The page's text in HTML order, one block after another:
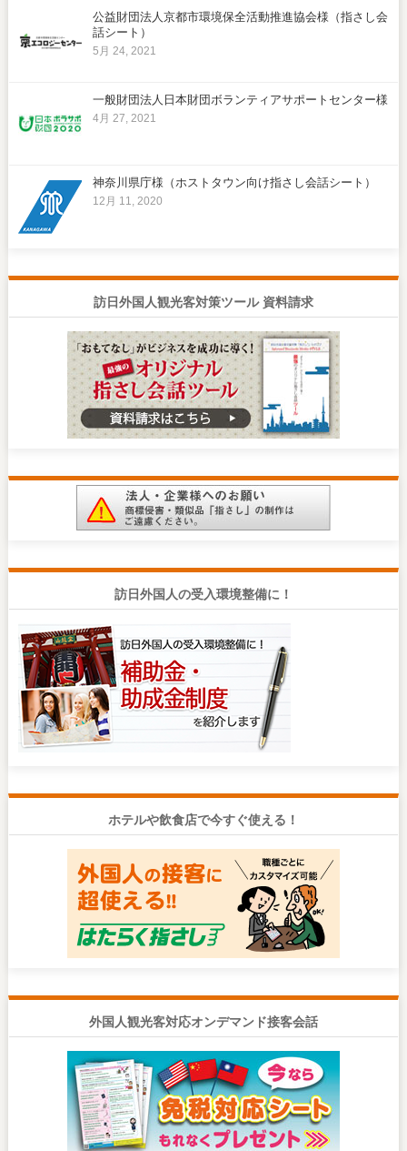
公益財団法人京都市環境保全活動推進協会様（指さし会
話シート）
5月 24, 2021
一般財団法人日本財団ボランティアサポートセンター様
4月 27, 2021
神奈川県庁様（ホストタウン向け指さし会話シート）
12月 11, 2020
訪日外国人観光客対策ツール 資料請求
訪日外国人の受入環境整備に！
ホテルや飲食店で今すぐ使える！
外国人観光客対応オンデマンド接客会話